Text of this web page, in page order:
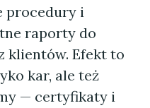
procedury i
raporty do
klientów. Efekt to
kar, ale też
— certyfikaty i